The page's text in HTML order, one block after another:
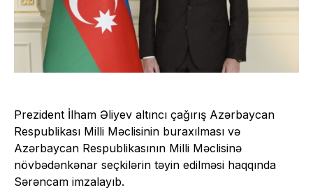
Prezident İlham Əliyev altıncı çağırış Azərbaycan
Respublikası Milli Məclisinin buraxılması və
Azərbaycan Respublikasının Milli Məclisinə
növbədənkənar seçkilərin təyin edilməsi haqqında
Sərəncam imzalayıb.